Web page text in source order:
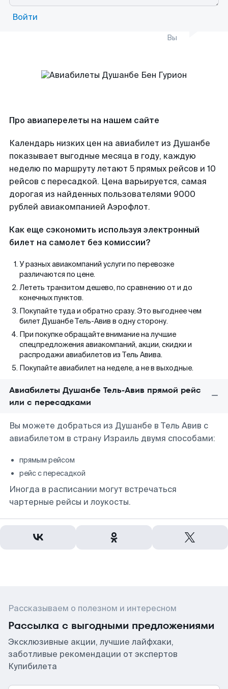
Войти
Вы
Про авиаперелеты на нашем сайте
Календарь низких цен на авиабилет из Душанбе
показывает выгодные месяца в году, каждую
неделю по маршруту летают 5 прямых рейсов и 10
рейсов с пересадкой. Цена варьируется, самая
дорогая из найденных пользователями 9000
рублей авиакомпанией Аэрофлот.
Как еще сэкономить используя электронный
билет на самолет без комиссии?
У разных авиакомпаний услуги по перевозке
различаются по цене.
Лететь транзитом дешево, по сравнению от и до
конечных пунктов.
Покупайте туда и обратно сразу. Это выгоднее чем
билет Душанбе Тель-Авив в одну сторону.
При покупке обращайте внимание на лучшие
спецпредложения авиакомпаний, акции, скидки и
распродажи авиабилетов из Тель Авива.
Покупайте авиабилет на неделе, а не в выходные.
Авиабилеты Душанбе Тель-Авив прямой рейс
или с пересадками
Вы можете добраться из Душанбе в Тель Авив с
авиабилетом в страну Израиль двумя способами:
прямым рейсом
рейс с пересадкой
Иногда в расписании могут встречаться
чартерные рейсы и лоукосты.
Рассказываем о полезном и интересном
Рассылка с выгодными предложениями
Эксклюзивные акции, лучшие лайфхаки,
заботливые рекомендации от экспертов
Купибилета